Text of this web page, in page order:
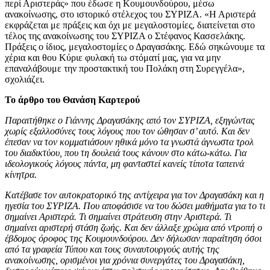
περί Αριστεράς» που έδωσε η Κουμουνδούρου, μέσω
ανακοίνωσης, στο ιστορικό στέλεχος του ΣΥΡΙΖΑ. «Η Αριστερά
εκφράζεται με πράξεις και όχι με μεγαλοστομίες, διατείνεται στο
τέλος της ανακοίνωσης του ΣΥΡΙΖΑ ο Στέφανος Κασσελάκης.
Πράξεις ο ίδιος, μεγαλοστομίες ο Δραγασάκης. Εδώ σηκώνουμε τα
χέρια και θου Κύριε φυλακή τω στόματί μας, για να μην
επαναλάβουμε την προστακτική του Πολάκη στη Συρεγγέλα»,
σχολιάζει.
Το άρθρο του Θανάση Καρτερού
Παραιτήθηκε ο Γιάννης Δραγασάκης από τον ΣΥΡΙΖΑ, εξηγώντας
χωρίς εξαλλοσύνες τους λόγους που τον ώθησαν σ’ αυτό. Και δεν
έπεσαν να τον κομματιάσουν ηθικά μόνο τα γνωστά άγνωστα τρολ
του διαδικτύου, που τη δουλειά τους κάνουν στο κάτω-κάτω. Για
ιδεολογικούς λόγους πάντα, μη φανταστεί κανείς τίποτα ταπεινά
κίνητρα.
Κατέβασε τον αυτοκρατορικό της αντίχειρα για τον Δραγασάκη και η
ηγεσία του ΣΥΡΙΖΑ. Που αποφάσισε να του δώσει μαθήματα για το τι
σημαίνει Αριστερά. Τι σημαίνει στράτευση στην Αριστερά. Τι
σημαίνει αριστερή στάση ζωής. Και δεν άλλαξε χρώμα από ντροπή ο
έβδομος όροφος της Κουμουνδούρου. Δεν δήλωσαν παραίτηση όσοι
από τα γραφεία Τύπου και τους συναυτουργούς αυτής της
ανακοίνωσης, ορισμένοι για χρόνια συνεργάτες του Δραγασάκη,